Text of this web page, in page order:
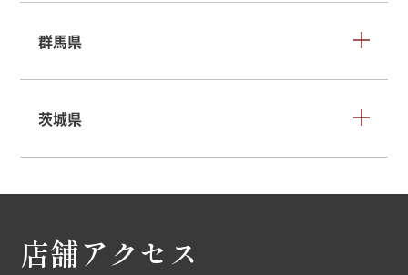
群馬県
茨城県
店舗アクセス